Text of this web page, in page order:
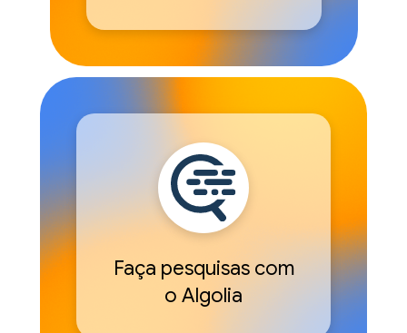
Faça pesquisas com
o Algolia